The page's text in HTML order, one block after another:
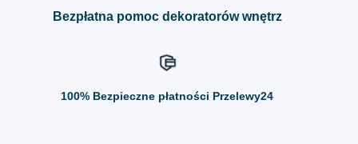
Bezpłatna pomoc dekoratorów wnętrz
100% Bezpieczne płatności Przelewy24